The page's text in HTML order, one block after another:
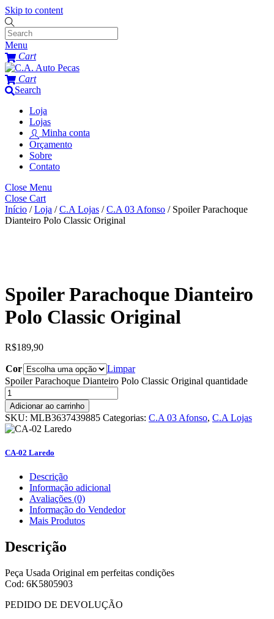
Skip to content
Menu
Cart
Cart
Search
Loja
Lojas
Minha conta
Orçamento
Sobre
Contato
Close Menu
Close Cart
Início /Loja /C.A Lojas /C.A 03 Afonso / Spoiler Parachoque
Dianteiro Polo Classic Original
Spoiler Parachoque Dianteiro
Polo Classic Original
R$189,90
Cor
Limpar
Spoiler Parachoque Dianteiro Polo Classic Original quantidade
Adicionar ao carrinho
SKU: MLB3637439885 Categorias: C.A 03 Afonso, C.A Lojas
CA-02 Laredo
Descrição
Informação adicional
Avaliações (0)
Informação do Vendedor
Mais Produtos
Descrição
Peça Usada Original em perfeitas condições
Cod: 6K5805903
PEDIDO DE DEVOLUÇÃO